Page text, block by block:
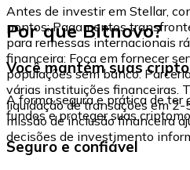
Antes de investir em Stellar,
pontos: Pagamentos
para remessas internacionais
financeira: Foca em fornecer
populações sem banco.
várias instituições financeiras.
liquidação de transações em 2-
missão de inclusão financeira
decisões de investimento
Por que Bitnovo?
Você mantém suas
A forma segura e prática de ter
fundos e proteger suas
Seguro e confiável